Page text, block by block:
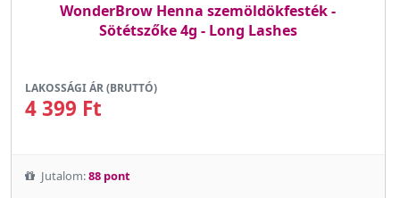
WonderBrow Henna szemöldökfesték -
Sötétszőke 4g - Long Lashes
LAKOSSÁGI ÁR (BRUTTÓ)
4 399 Ft
Jutalom:88 pont